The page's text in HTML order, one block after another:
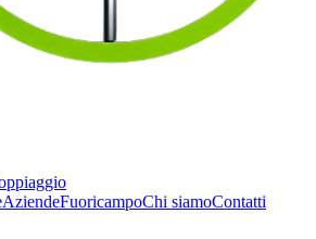
AziendeFuoricampoChi siamoContatti